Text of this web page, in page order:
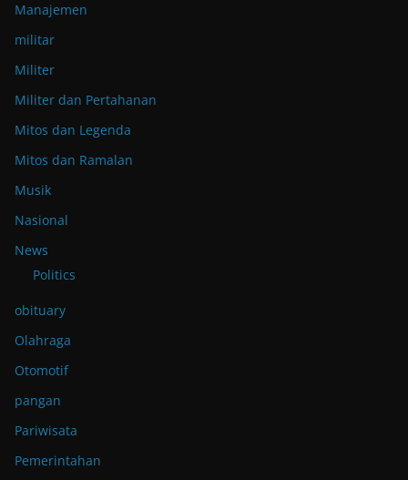
Manajemen
militar
Militer
Militer dan Pertahanan
Mitos dan Legenda
Mitos dan Ramalan
Musik
Nasional
News
Politics
obituary
Olahraga
Otomotif
pangan
Pariwisata
Pemerintahan